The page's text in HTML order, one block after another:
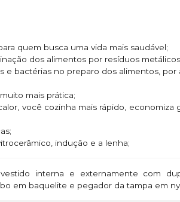
quem busca uma vida mais saudável;
dos alimentos por resíduos
e bactérias no preparo dos alimentos,
mais prática;
você cozinha mais rápido,
indução e a lenha;
interna e externamente com
em baquelite e pegador da tampa em